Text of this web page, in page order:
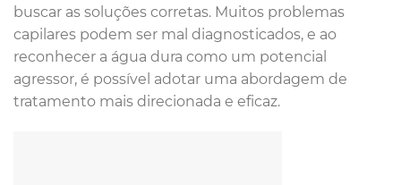
buscar as soluções corretas. Muitos problemas
capilares podem ser mal diagnosticados, e ao
reconhecer a água dura como um potencial
agressor, é possível adotar uma abordagem de
tratamento mais direcionada e eficaz.